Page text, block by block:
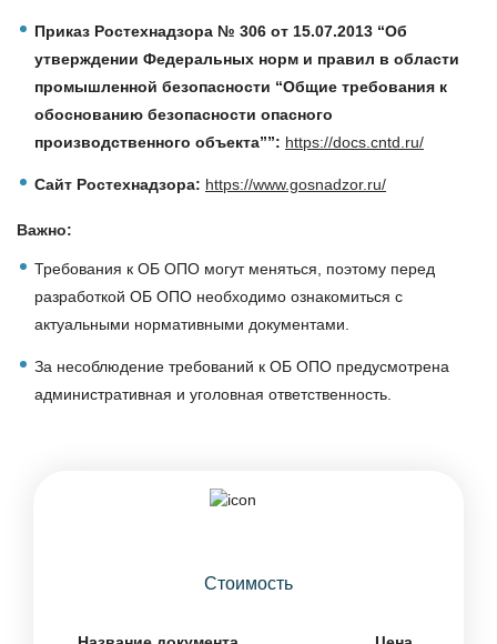
Приказ Ростехнадзора № 306 от 15.07.2013 “Об
утверждении Федеральных норм и правил в области
промышленной безопасности “Общие требования к
обоснованию безопасности опасного
производственного объекта””: https://docs.cntd.ru/
Сайт Ростехнадзора: https://www.gosnadzor.ru/
Важно:
Требования к ОБ ОПО могут меняться, поэтому перед
разработкой ОБ ОПО необходимо ознакомиться с
актуальными нормативными документами.
За несоблюдение требований к ОБ ОПО предусмотрена
административная и уголовная ответственность.
Стоимость